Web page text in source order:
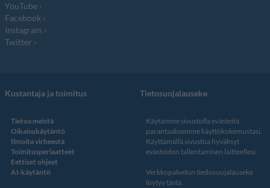
YouTube
Facebook
Instagram
Twitter
Kustantaja ja toimitus
Tietoa meistä
Oikaisukäytäntö
Ilmoita virheestä
Toimitusperiaatteet
Eettiset ohjeet
AI-käytäntö
Tietosuojalauseke
Käytämme sivustolla evästeitä
parantaaksemme käyttökokemustasi.
Käyttämällä sivustoa hyväksyt
evästeiden tallentamisen laitteellesi.
Verkkopalvelun tiedosuojalauseke
löytyy tästä.